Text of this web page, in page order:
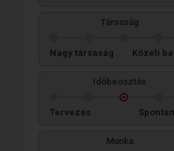
Társaság
Nagy társaság Közeli
Időbeosztás
Tervezés
Munka